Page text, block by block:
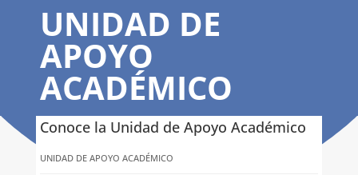
UNIDAD DE
APOYO
ACADÉMICO
Conoce la Unidad de Apoyo Académico
UNIDAD DE APOYO ACADÉMICO